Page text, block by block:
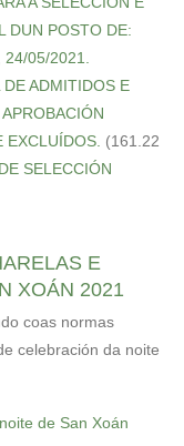
DUN POSTO DE:
24/05/2021.
ADMITIDOS E
EXCLUÍDOS. (161.22
SELECCIÓN
E
XOÁN 2021
coas normas
celebración da noite
de San Xoán